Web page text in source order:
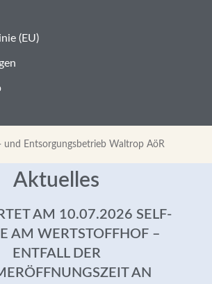
(EU)
Entsorgungsbetrieb Waltrop AöR
Aktuelles
AM 10.07.2026 SELF-
AM WERTSTOFFHOF –
ENTFALL DER
AN